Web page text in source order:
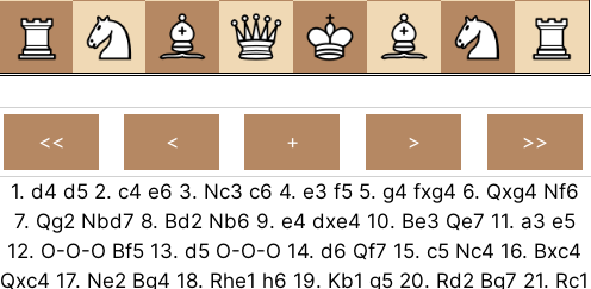
1. d4 d5 2. c4 e6 3. Nc3 c6 4. e3 f5 5. g4 fxg4 6. Qxg4 Nf6
7. Qg2 Nbd7 8. Bd2 Nb6 9. e4 dxe4 10. Be3 Qe7 11. a3 e5
12. O-O-O Bf5 13. d5 O-O-O 14. d6 Qf7 15. c5 Nc4 16. Bxc4
Qxc4 17. Ne2 Bg4 18. Rhe1 h6 19. Kb1 g5 20. Rd2 Bg7 21. Rc1